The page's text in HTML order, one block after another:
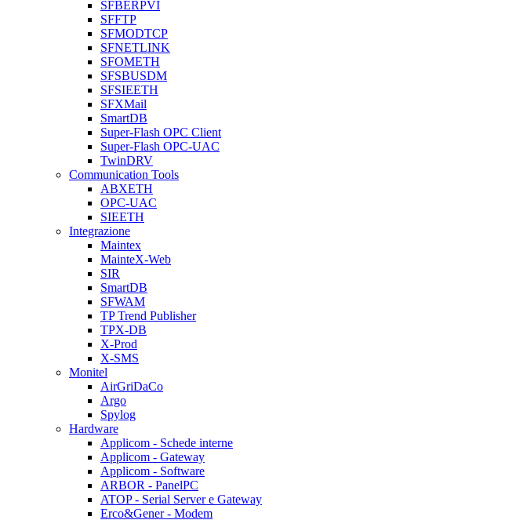
SFBERPVI
SFFTP
SFMODTCP
SFNETLINK
SFOMETH
SFSBUSDM
SFSIEETH
SFXMail
SmartDB
Super-Flash OPC Client
Super-Flash OPC-UAC
TwinDRV
Communication Tools
ABXETH
OPC-UAC
SIEETH
Integrazione
Maintex
MainteX-Web
SIR
SmartDB
SFWAM
TP Trend Publisher
TPX-DB
X-Prod
X-SMS
Monitel
AirGriDaCo
Argo
Spylog
Hardware
Applicom - Schede interne
Applicom - Gateway
Applicom - Software
ARBOR - PanelPC
ATOP - Serial Server e Gateway
Erco&Gener - Modem